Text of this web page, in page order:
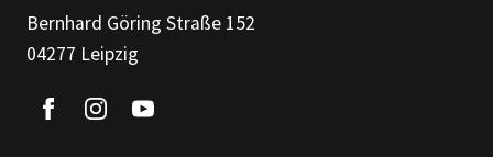
Bernhard Göring Straße 152
04277 Leipzig